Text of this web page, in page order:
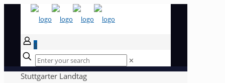
0
✕
Stuttgarter Landtag